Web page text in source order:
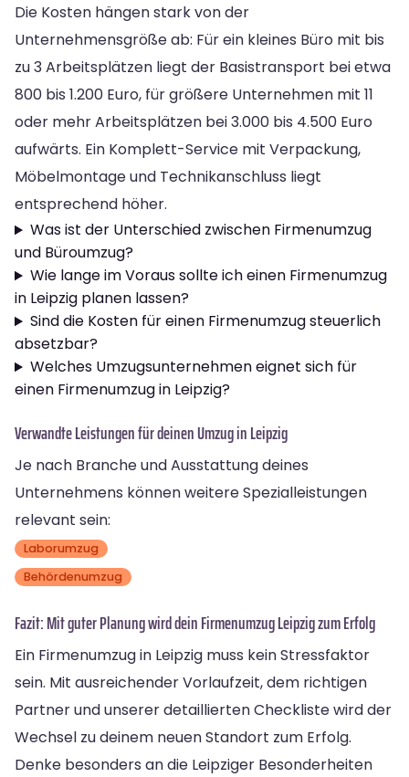
Die Kosten hängen stark von der
Unternehmensgröße ab: Für ein kleines Büro mit bis
zu 3 Arbeitsplätzen liegt der Basistransport bei etwa
800 bis 1.200 Euro, für größere Unternehmen mit 11
oder mehr Arbeitsplätzen bei 3.000 bis 4.500 Euro
aufwärts. Ein Komplett-Service mit Verpackung,
Möbelmontage und Technikanschluss liegt
entsprechend höher.
Was ist der Unterschied zwischen Firmenumzug
und Büroumzug?
Wie lange im Voraus sollte ich einen Firmenumzug
in Leipzig planen lassen?
Sind die Kosten für einen Firmenumzug steuerlich
absetzbar?
Welches Umzugsunternehmen eignet sich für
einen Firmenumzug in Leipzig?
Verwandte Leistungen für deinen Umzug in Leipzig
Je nach Branche und Ausstattung deines
Unternehmens können weitere Spezialleistungen
relevant sein:
Laborumzug
Behördenumzug
Fazit: Mit guter Planung wird dein Firmenumzug Leipzig zum Erfolg
Ein Firmenumzug in Leipzig muss kein Stressfaktor
sein. Mit ausreichender Vorlaufzeit, dem richtigen
Partner und unserer detaillierten Checkliste wird der
Wechsel zu deinem neuen Standort zum Erfolg.
Denke besonders an die Leipziger Besonderheiten